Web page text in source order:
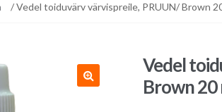
/ Vedel toiduvärv värvispreile, PRUUN/ Brown
Vedel
Brown 20